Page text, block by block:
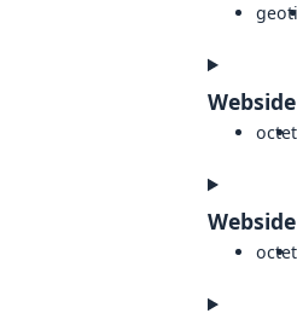
octet
octet